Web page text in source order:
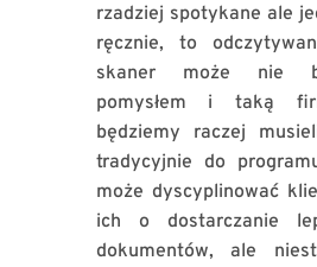
rzadziej spotykane ale
ręcznie, to
skaner może nie
pomysłem i taką
będziemy raczej
tradycyjnie do
może dyscyplinować
ich o dostarczanie
dokumentów, ale